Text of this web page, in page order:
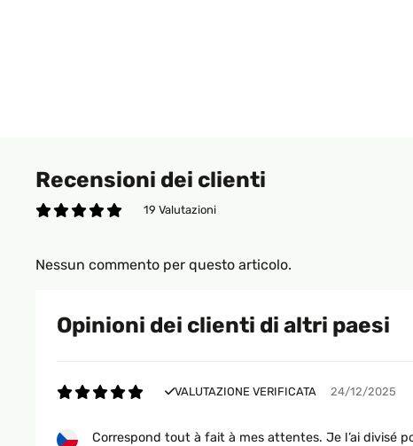
Recensioni dei clienti
19 Valutazioni
Nessun commento per questo articolo.
Opinioni dei clienti di altri paesi
VALUTAZIONE VERIFICATA 24/12/2025
Correspond tout à fait à mes attentes. Je l’ai divisé